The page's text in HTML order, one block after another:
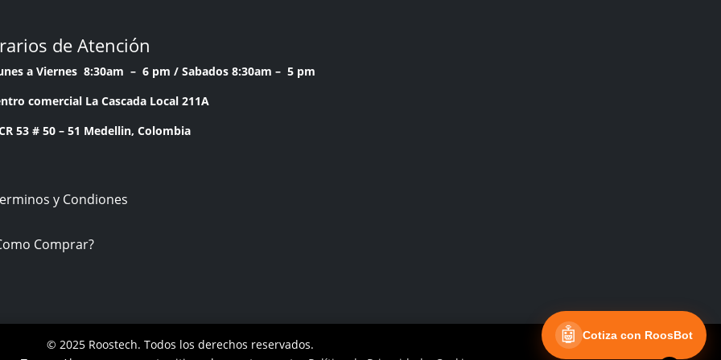
de Atención
a Viernes 8:30am – 6 pm / Sabados 8:30am – 5 pm
comercial La Cascada Local 211A
53 # 50 – 51 Medellin, Colombia
y Condiones
Comprar?
© 2025 Roostech. Todos los derechos reservados.
🤖 Cotiza con RoosBot